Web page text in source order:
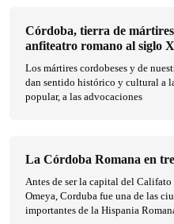
Córdoba, tierra de
anfiteatro romano al siglo
Los mártires cordobeses y de
dan sentido histórico y cultural a
popular, a las advocaciones
La Córdoba Romana en
Antes de ser la capital del Califato
Omeya, Corduba fue una de las
importantes de la Hispania